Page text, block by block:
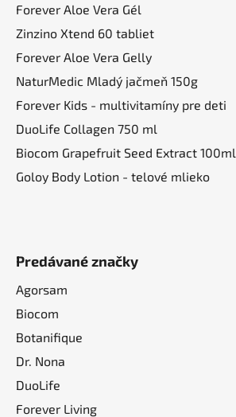
Forever Aloe Vera Gél
Zinzino Xtend 60 tabliet
Forever Aloe Vera Gelly
NaturMedic Mladý jačmeň 150g
Forever Kids - multivitamíny pre deti
DuoLife Collagen 750 ml
Biocom Grapefruit Seed Extract 100ml
Goloy Body Lotion - telové mlieko
Predávané značky
Agorsam
Biocom
Botanifique
Dr. Nona
DuoLife
Forever Living